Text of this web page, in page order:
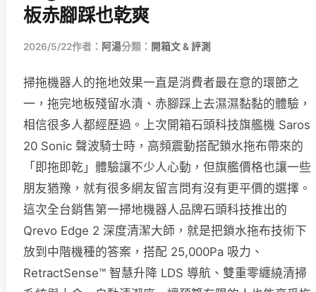
板赤腳踩也乾爽
2026/5/22作者： 阿湯分類： 開箱文 & 評測
掃拖機器人的拖地效果一直是消費者最在意的環節之
一，拖完地板殘留水漬、赤腳踩上去濕濕黏黏的體驗，
相信很多人都經歷過。上次開箱石頭科技旗艦機 Saros
20 Sonic 聲波騎士時，高頻震動搭配鎖水拖布帶來的
「即拖即乾」體驗讓不少人心動，但旗艦價格也讓一些
朋友猶豫，就有很多網友留言問有沒有更平價的選擇。
這次全台銷售第一掃地機器人品牌石頭科技推出的
Qrevo Edge 2 深度清潔大師，就是把鎖水拖布技術下
放到中階機種的答案，搭配 25,000Pa 吸力、
RetractSense™ 智慧升降 LDS 導航、雙重零纏繞清掃